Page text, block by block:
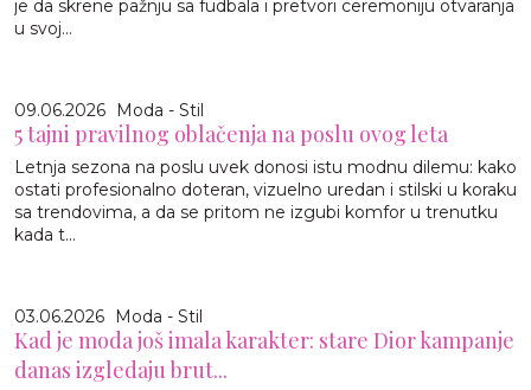
je da skrene pažnju sa fudbala i pretvori ceremoniju otvaranja
u svoj...
09.06.2026 Moda - Stil
5 tajni pravilnog oblačenja na poslu ovog leta
Letnja sezona na poslu uvek donosi istu modnu dilemu: kako
ostati profesionalno doteran, vizuelno uredan i stilski u koraku
sa trendovima, a da se pritom ne izgubi komfor u trenutku
kada t...
03.06.2026 Moda - Stil
Kad je moda još imala karakter: stare Dior kampanje
danas izgledaju brut...